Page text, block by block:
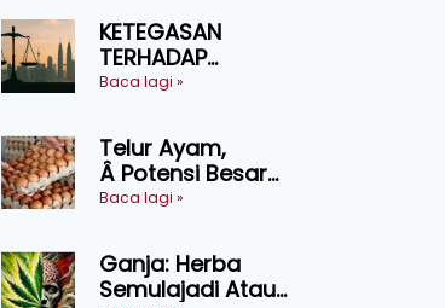
Ternakan
Ruminan
KETEGASAN
TERHADAP
KEDAULATAN
ASAS KEPADA
KEADILAN DAN
KEHARMONIAN
Baca lagi »
Telur Ayam,
Â Potensi Besar
Dalam Industri
Kosmetik dan
Penyelidikan
Baca lagi »
Ganja: Herba
Semulajadi Atau